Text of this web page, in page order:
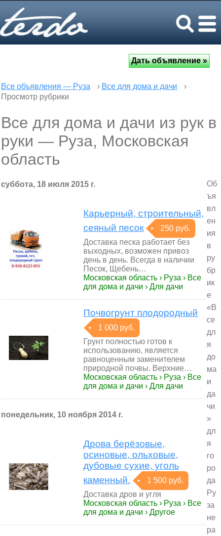
Все объявления — Руза › Все для дома и дачи
›
Просмотр рубрики
Все для дома и дачи из рук в
руки — Руза, Московская
область
суббота, 18 июля 2015 г.
Карьерный, строительный,
сеяный песок
250 руб.
Доставка песка работает без
выходных, возможен привоз
день в день. Всегда в наличии
Песок, Щебень…
Московская область › Руза › Все
для дома и дачи › Для дачи
Почвогрунт плодородный
1 000 руб.
Грунт полностью готов к
использованию, является
равноценным заменителем
природной почвы. Верхние…
Московская область › Руза › Все
для дома и дачи › Для дачи
понедельник, 10 ноября 2014 г.
Дрова берёзовые,
осиновые, ольховые,
дубовые сухие, уголь
каменный.
1 500 руб.
Доставка дров и угля
Московская область › Руза › Все
для дома и дачи › Другое
Об
ъя
вл
ен
ия
в
ру
бр
ик
е
«В
се
дл
я
до
ма
и
да
чи
»
дл
я
го
ро
да
Ру
за
не
ра